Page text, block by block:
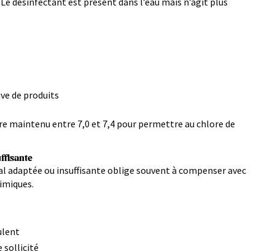
de produits
maintenu entre 7,0 et 7,4 pour permettre au chlore de
adaptée ou insuffisante oblige souvent à compenser avec
sollicité